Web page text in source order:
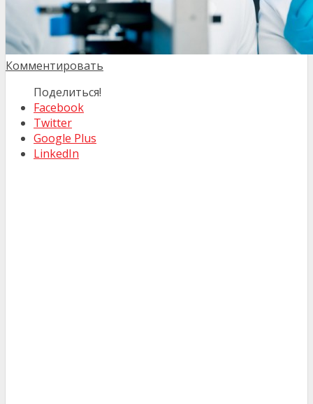
Комментировать
Поделиться!
Facebook
Twitter
Google Plus
LinkedIn